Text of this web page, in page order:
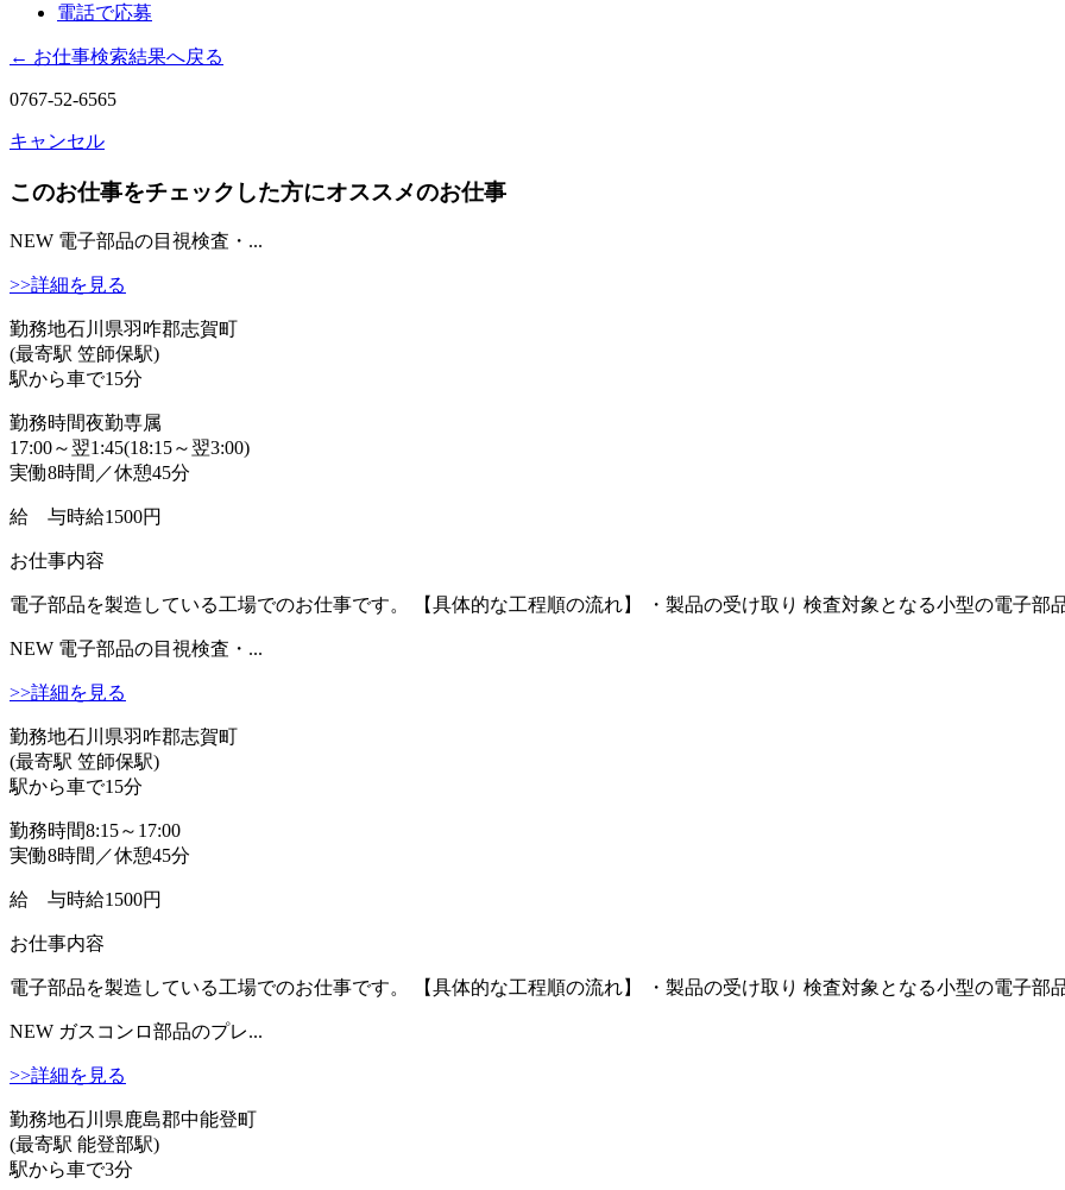
電話で応募
← お仕事検索結果へ戻る
0767-52-6565
キャンセル
このお仕事をチェックした方にオススメのお仕事
NEW 電子部品の目視検査・...
>>詳細を見る
勤務地石川県羽咋郡志賀町
(最寄駅 笠師保駅)
駅から車で15分
勤務時間夜勤専属
17:00～翌1:45(18:15～翌3:00)
実働8時間／休憩45分
給 与時給1500円
お仕事内容
電子部品を製造している工場でのお仕事です。 【具体的な工程順の流れ】 ・製品の受け取り 検査対象となる小型の電子部
NEW 電子部品の目視検査・...
>>詳細を見る
勤務地石川県羽咋郡志賀町
(最寄駅 笠師保駅)
駅から車で15分
勤務時間8:15～17:00
実働8時間／休憩45分
給 与時給1500円
お仕事内容
電子部品を製造している工場でのお仕事です。 【具体的な工程順の流れ】 ・製品の受け取り 検査対象となる小型の電子部
NEW ガスコンロ部品のプレ...
>>詳細を見る
勤務地石川県鹿島郡中能登町
(最寄駅 能登部駅)
駅から車で3分